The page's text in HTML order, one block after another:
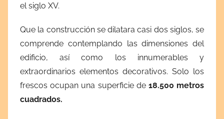
el siglo XV.
Que la construcción se dilatara casi dos siglos, se
comprende contemplando las dimensiones del
edificio, así como los innumerables y
extraordinarios elementos decorativos. Solo los
frescos ocupan una superficie de18.500 metros
cuadrados.